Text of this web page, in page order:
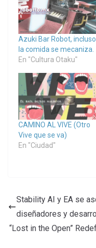
Azuki Bar Robot, incluso
la comida se mecaniza.
En "Cultura Otaku"
CAMINO AL VIVE (Otro
Vive que se va)
En "Ciudad"
Stability AI y EA se
diseñadores y
“Lost in the Open”